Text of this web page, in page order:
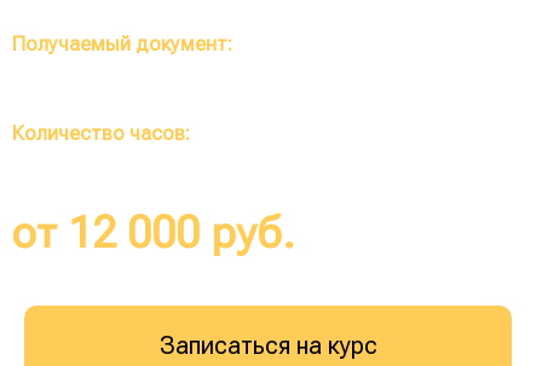
Получаемый документ:
Количество часов:
от 12 000 руб.
Записаться на курс